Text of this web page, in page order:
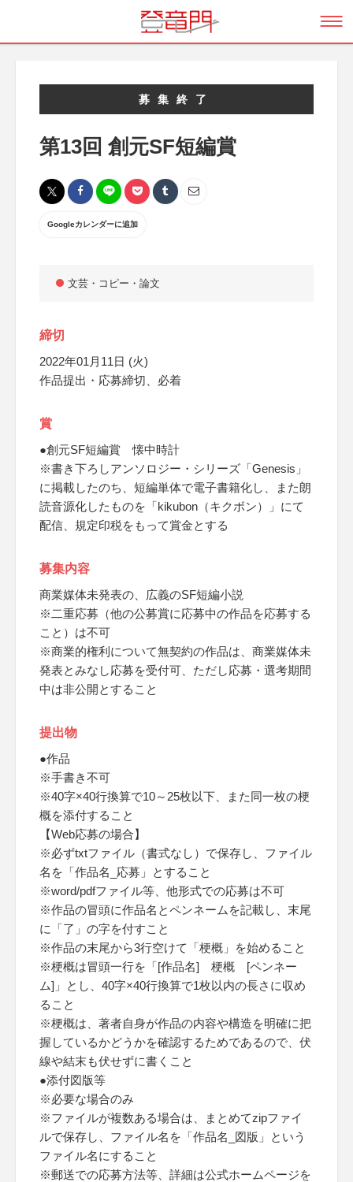
募集終了
第13回 創元SF短編賞
Googleカレンダーに追加
文芸・コピー・論文
締切
2022年01月11日 (火)
作品提出・応募締切、必着
賞
●創元SF短編賞 懐中時計
※書き下ろしアンソロジー・シリーズ「Genesis」
に掲載したのち、短編単体で電子書籍化し、また朗
読音源化したものを「kikubon（キクボン）」にて
配信、規定印税をもって賞金とする
募集内容
商業媒体未発表の、広義のSF短編小説
※二重応募（他の公募賞に応募中の作品を応募する
こと）は不可
※商業的権利について無契約の作品は、商業媒体未
発表とみなし応募を受付可、ただし応募・選考期間
中は非公開とすること
提出物
●作品
※手書き不可
※40字×40行換算で10～25枚以下、また同一枚の梗
概を添付すること
【Web応募の場合】
※必ずtxtファイル（書式なし）で保存し、ファイル
名を「作品名_応募」とすること
※word/pdfファイル等、他形式での応募は不可
※作品の冒頭に作品名とペンネームを記載し、末尾
に「了」の字を付すこと
※作品の末尾から3行空けて「梗概」を始めること
※梗概は冒頭一行を「[作品名] 梗概 [ペンネー
ム]」とし、40字×40行換算で1枚以内の長さに収め
ること
※梗概は、著者自身が作品の内容や構造を明確に把
握しているかどうかを確認するためであるので、伏
線や結末も伏せずに書くこと
●添付図版等
※必要な場合のみ
※ファイルが複数ある場合は、まとめてzipファイ
ルで保存し、ファイル名を「作品名_図版」という
ファイル名にすること
※郵送での応募方法等、詳細は公式ホームページを